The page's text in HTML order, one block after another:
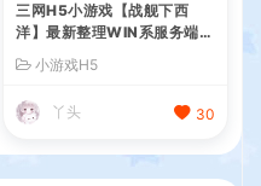
三网H5小游戏【战舰下西
洋】最新整理WIN系服务端+
Linux手工服务端+详细搭建
教程
小游戏H5
丫头 30